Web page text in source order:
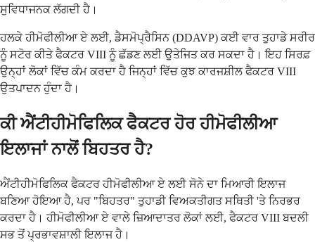
ਸੁਵਿਧਾਜਨਕ ਲੱਗਦੀ ਹੈ।
ਹਲਕੇ ਹੀਮੋਫੀਲੀਆ ਏ ਲਈ, ਡੈਸਮੋਪ੍ਰੈਸਿਨ (DDAVP) ਕਈ ਵਾਰ ਤੁਹਾਡੇ ਸਰੀਰ
ਨੂੰ ਸਟੋਰ ਕੀਤੇ ਫੈਕਟਰ VIII ਨੂੰ ਛੱਡਣ ਲਈ ਉਤੇਜਿਤ ਕਰ ਸਕਦਾ ਹੈ। ਇਹ ਸਿਰਫ਼
ਉਨ੍ਹਾਂ ਲੋਕਾਂ ਵਿੱਚ ਕੰਮ ਕਰਦਾ ਹੈ ਜਿਨ੍ਹਾਂ ਵਿੱਚ ਕੁਝ ਕਾਰਜਸ਼ੀਲ ਫੈਕਟਰ VIII
ਉਤਪਾਦਨ ਹੁੰਦਾ ਹੈ।
ਕੀ ਐਂਟੀਹੀਮੋਫਿਲਿਕ ਫੈਕਟਰ ਹੋਰ ਹੀਮੋਫੀਲੀਆ
ਇਲਾਜਾਂ ਨਾਲੋਂ ਬਿਹਤਰ ਹੈ?
ਐਂਟੀਹੀਮੋਫਿਲਿਕ ਫੈਕਟਰ ਹੀਮੋਫੀਲੀਆ ਏ ਲਈ ਸੋਨੇ ਦਾ ਮਿਆਰੀ ਇਲਾਜ
ਬਣਿਆ ਹੋਇਆ ਹੈ, ਪਰ "ਬਿਹਤਰ" ਤੁਹਾਡੀ ਵਿਅਕਤੀਗਤ ਸਥਿਤੀ 'ਤੇ ਨਿਰਭਰ
ਕਰਦਾ ਹੈ। ਹੀਮੋਫੀਲੀਆ ਏ ਵਾਲੇ ਜ਼ਿਆਦਾਤਰ ਲੋਕਾਂ ਲਈ, ਫੈਕਟਰ VIII ਬਦਲੀ
ਸਭ ਤੋਂ ਪ੍ਰਭਾਵਸ਼ਾਲੀ ਇਲਾਜ ਹੈ।